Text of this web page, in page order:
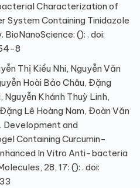
Characterization of
System Containing Tinidazole
(): . doi:
8
Thị Kiều Nhi, Nguyễn Văn
Hoài Bảo Châu, Đặng
Nguyễn Khánh Thuỳ Linh,
Lê Hoàng Nam, Đoàn Văn
Development and
Containing Curcumin-
In Vitro Anti-bacteria
28, 17: (): . doi: